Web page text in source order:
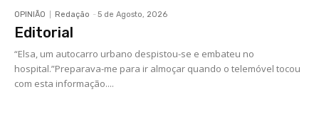
OPINIÃO Redação - 5 de Agosto, 2026
Editorial
“Elsa, um autocarro urbano despistou-se e embateu no
hospital.”Preparava-me para ir almoçar quando o telemóvel tocou
com esta informação....